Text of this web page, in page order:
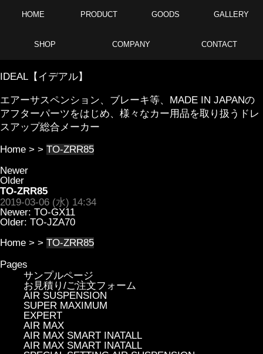
HOME PRODUCT GOODS GALLERY
SHOP COMPANY CONTACT
IDEAL【イデアル】
エアーサスペンション、ブレーキ等、MADE IN JAPANの
アフターパーツをはじめ、様々なカー用品を取り扱うドレ
スアップ総合メーカー
Home > > TO-ZRR85
Newer
Older
TO-ZRR85
2019-03-06 (水) 14:34
Newer: TO-GX11
Older: TO-JZA70
Home > > TO-ZRR85
Pages
サンプルページ
お見積り/ご注文フォーム
AIR SUSPENSION
SUPER MAXIMUM
EXPERT
AIR MAX
AIR MAX SMART INATALL
AIR MAX SMART INATALL